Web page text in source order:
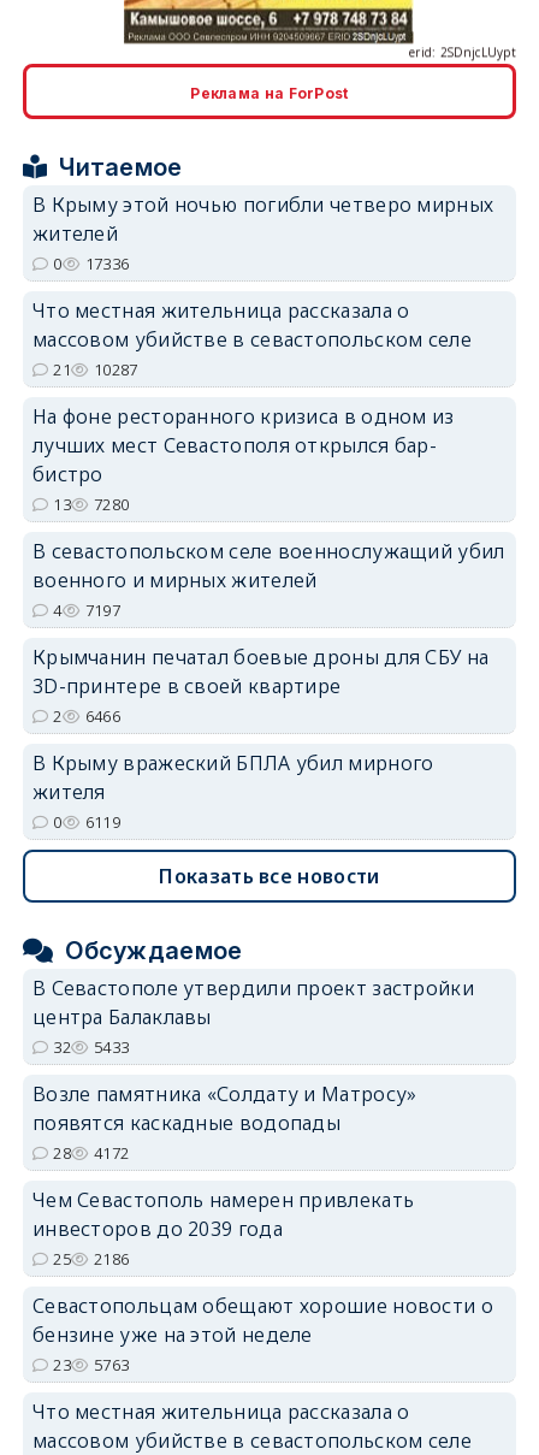
Реклама на ForPost
Читаемое
В Крыму этой ночью погибли четверо мирных
жителей
0 17336
Что местная жительница рассказала о
массовом убийстве в севастопольском селе
21 10287
На фоне ресторанного кризиса в одном из
лучших мест Севастополя открылся бар-
бистро
13 7280
В севастопольском селе военнослужащий убил
военного и мирных жителей
4 7197
Крымчанин печатал боевые дроны для СБУ на
3D-принтере в своей квартире
2 6466
В Крыму вражеский БПЛА убил мирного
жителя
0 6119
Показать все новости
Обсуждаемое
В Севастополе утвердили проект застройки
центра Балаклавы
32 5433
Возле памятника «Солдату и Матросу»
появятся каскадные водопады
28 4172
Чем Севастополь намерен привлекать
инвесторов до 2039 года
25 2186
Севастопольцам обещают хорошие новости о
бензине уже на этой неделе
23 5763
Что местная жительница рассказала о
массовом убийстве в севастопольском селе